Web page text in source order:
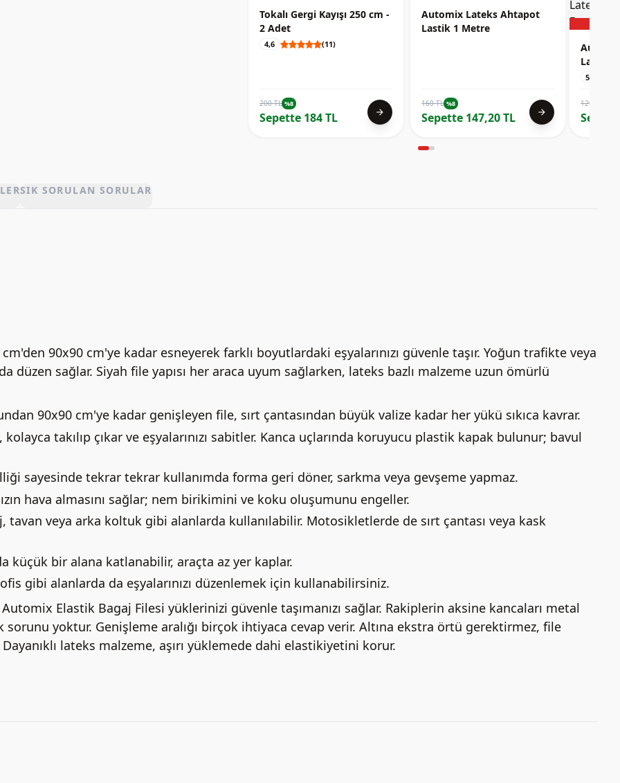
Tokalı Gergi Kayışı 250 cm -
2 Adet
4,6 (11)
200 TL %8
Sepette 184 TL arrow_forward
Automix Lateks Ahtapot
Lastik 1 Metre
160 TL %8
Sepette 147,20 TL arrow_forward
Lastiği
Lateks
5,0
120 TL
SIK SORULAN SORULAR
90x90 cm'ye kadar esneyerek farklı boyutlardaki eşyalarınızı güvenle taşır. Yoğun trafikte veya
düzen sağlar. Siyah file yapısı her araca uyum sağlarken, lateks bazlı malzeme uzun ömürlü
90x90 cm'ye kadar genişleyen file, sırt çantasından büyük valize kadar her yükü sıkıca kavrar.
takılıp çıkar ve eşyalarınızı sabitler. Kanca uçlarında koruyucu plastik kapak bulunur; bavul
sayesinde tekrar tekrar kullanımda forma geri döner, sarkma veya gevşeme yapmaz.
hava almasını sağlar; nem birikimini ve koku oluşumunu engeller.
tavan veya arka koltuk gibi alanlarda kullanılabilir. Motosikletlerde de sırt çantası veya kask
küçük bir alana katlanabilir, araçta az yer kaplar.
gibi alanlarda da eşyalarınızı düzenlemek için kullanabilirsiniz.
Elastik Bagaj Filesi yüklerinizi güvenle taşımanızı sağlar. Rakiplerin aksine kancaları metal
yoktur. Genişleme aralığı birçok ihtiyaca cevap verir. Altına ekstra örtü gerektirmez, file
Dayanıklı lateks malzeme, aşırı yüklemede dahi elastikiyetini korur.